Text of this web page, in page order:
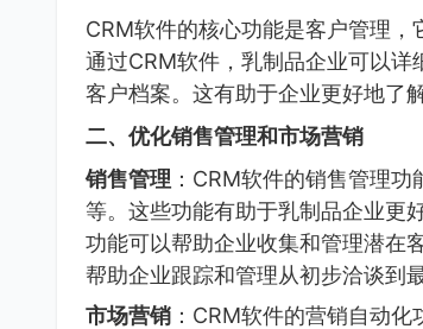
CRM软件的核心功能是客户管理，
通过CRM软件，乳制品企业可以
客户档案。这有助于企业更好地了
二、优化销售管理和市场营销
销售管理 ：CRM软件的销售管理
等。这些功能有助于乳制品企业更
功能可以帮助企业收集和管理潜在
帮助企业跟踪和管理从初步洽谈到
市场营销 ：CRM软件的营销自动